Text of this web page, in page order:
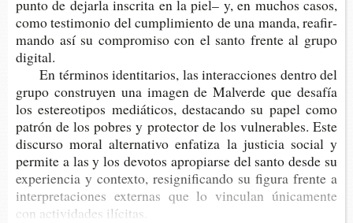
punto de dejar­la ins­cri­ta en la piel– y, en muchos casos,
como tes­ti­mo­nio del cum­pli­mien­to de una manda, reafir­
man­do así su com­pro­mi­so con el santo fren­te al grupo
digital.
En tér­mi­nos iden­ti­ta­rios, las inter­ac­cio­nes den­tro del
grupo cons­tru­yen una ima­gen de Mal­ver­de que desa­fía
los este­reo­ti­pos mediá­ti­cos, des­ta­can­do su papel como
patrón de los pobres y pro­tec­tor de los vul­ne­ra­bles. Este
dis­cur­so moral alter­na­ti­vo enfa­ti­za la jus­ti­cia social y
per­mi­te a las y los devo­tos apro­piar­se del santo desde su
expe­rien­cia y con­tex­to, resig­ni­fi­can­do su figu­ra fren­te a
inter­pre­ta­cio­nes exter­nas que lo vin­cu­lan úni­ca­men­te
con acti­vi­da­des ilícitas.